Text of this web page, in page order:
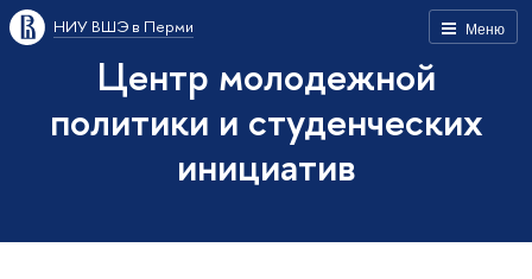
Меню
НИУ ВШЭ в Перми
Центр молодежной
политики и студенческих
инициатив